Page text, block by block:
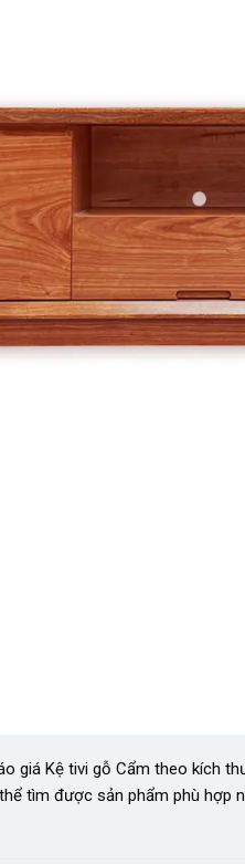
giá Kệ tivi gỗ Cẩm theo kích
tìm được sản phẩm phù hợp